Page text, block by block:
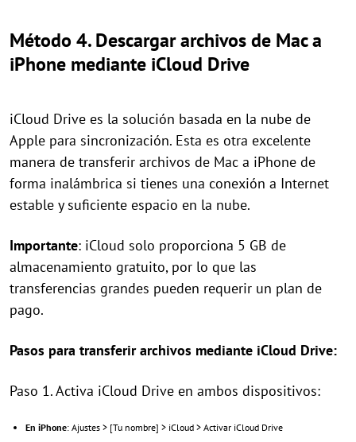
Método 4. Descargar archivos de Mac a
iPhone mediante iCloud Drive
iCloud Drive es la solución basada en la nube de
Apple para sincronización. Esta es otra excelente
manera de transferir archivos de Mac a iPhone de
forma inalámbrica si tienes una conexión a Internet
estable y suficiente espacio en la nube.
Importante: iCloud solo proporciona 5 GB de
almacenamiento gratuito, por lo que las
transferencias grandes pueden requerir un plan de
pago.
Pasos para transferir archivos mediante iCloud Drive:
Paso 1. Activa iCloud Drive en ambos dispositivos:
En iPhone: Ajustes > [Tu nombre] > iCloud > Activar iCloud Drive